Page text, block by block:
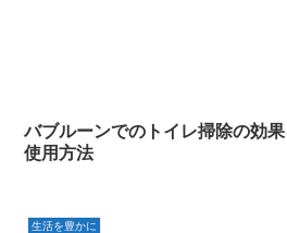
バブルーンでのトイレ掃除の効
使用方法
生活を豊かに